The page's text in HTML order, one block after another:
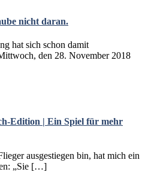
nicht daran.
hat sich schon damit
den 28. November 2018
Edition | Ein Spiel für mehr
ausgestiegen bin, hat mich ein
„Sie […]